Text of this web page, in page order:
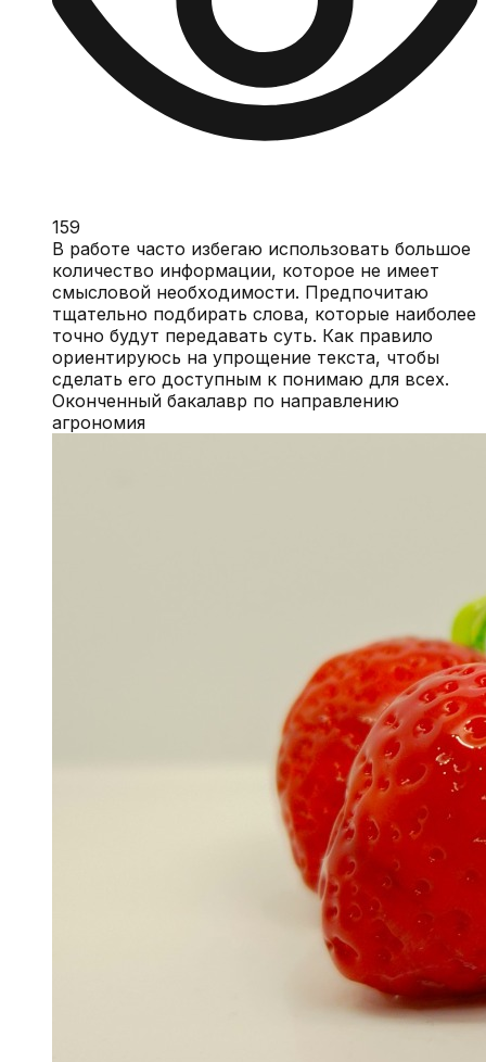
159
В работе часто избегаю использовать большое
количество информации, которое не имеет
смысловой необходимости. Предпочитаю
тщательно подбирать слова, которые наиболее
точно будут передавать суть. Как правило
ориентируюсь на упрощение текста, чтобы
сделать его доступным к понимаю для всех.
Оконченный бакалавр по направлению
агрономия